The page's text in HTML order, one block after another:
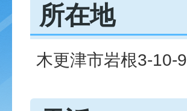
所在地
木更津市岩根3-10-9